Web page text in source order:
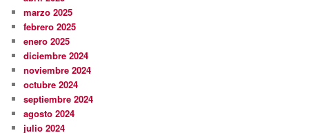
marzo 2025
febrero 2025
enero 2025
diciembre 2024
noviembre 2024
octubre 2024
septiembre 2024
agosto 2024
julio 2024